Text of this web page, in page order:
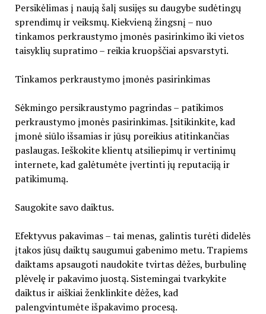
Persikėlimas į naują šalį susijęs su daugybe sudėtingų
sprendimų ir veiksmų. Kiekvieną žingsnį – nuo
tinkamos perkraustymo įmonės pasirinkimo iki vietos
taisyklių supratimo – reikia kruopščiai apsvarstyti.
Tinkamos perkraustymo įmonės pasirinkimas
Sėkmingo persikraustymo pagrindas – patikimos
perkraustymo įmonės pasirinkimas. Įsitikinkite, kad
įmonė siūlo išsamias ir jūsų poreikius atitinkančias
paslaugas. Ieškokite klientų atsiliepimų ir vertinimų
internete, kad galėtumėte įvertinti jų reputaciją ir
patikimumą.
Saugokite savo daiktus.
Efektyvus pakavimas – tai menas, galintis turėti didelės
įtakos jūsų daiktų saugumui gabenimo metu. Trapiems
daiktams apsaugoti naudokite tvirtas dėžes, burbulinę
plėvelę ir pakavimo juostą. Sistemingai tvarkykite
daiktus ir aiškiai ženklinkite dėžes, kad
palengvintumėte išpakavimo procesą.